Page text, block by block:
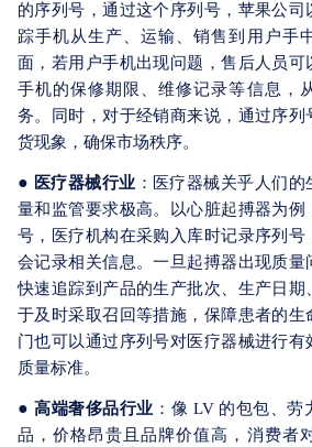
的序列号，通过这个序列号，苹果公司
踪手机从生产、运输、销售到用户手
面，若用户手机出现问题，售后人员可
手机的保修期限、维修记录等信息，
务。同时，对于经销商来说，通过序列
货现象，确保市场秩序。
● 医疗器械行业 ：医疗器械关乎人们
量和监管要求极高。以心脏起搏器为例
号，医疗机构在采购入库时记录序列号
会记录相关信息。一旦起搏器出现质量
快速追踪到产品的生产批次、生产日期
于及时采取召回等措施，保障患者的生
门也可以通过序列号对医疗器械进行有
质量标准。
● 高端奢侈品行业 ：像 LV 的包包、
品，价格昂贵且品牌价值高，消费者